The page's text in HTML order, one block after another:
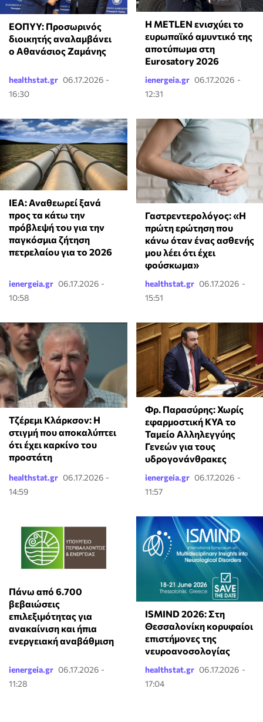
ΕΟΠΥΥ: Προσωρινός
διοικητής αναλαμβάνει
ο Αθανάσιος Ζαμάνης
healthstat.gr 06.17.2026 -
16:30
Η METLEN ενισχύει το
ευρωπαϊκό αμυντικό της
αποτύπωμα στη
Eurosatory 2026
ienergeia.gr 06.17.2026 -
12:31
ΙΕΑ: Αναθεωρεί ξανά
προς τα κάτω την
πρόβλεψή του για την
παγκόσμια ζήτηση
πετρελαίου για το 2026
ienergeia.gr 06.17.2026 -
10:58
Γαστρεντερολόγος: «Η
πρώτη ερώτηση που
κάνω όταν ένας ασθενής
μου λέει ότι έχει
φούσκωμα»
healthstat.gr 06.17.2026 -
15:51
Τζέρεμι Κλάρκσον: Η
στιγμή που αποκαλύπτει
ότι έχει καρκίνο του
προστάτη
healthstat.gr 06.17.2026 -
14:59
Φρ. Παρασύρης: Χωρίς
εφαρμοστική ΚΥΑ το
Ταμείο Αλληλεγγύης
Γενεών για τους
υδρογονάνθρακες
ienergeia.gr 06.17.2026 -
11:57
Πάνω από 6.700
βεβαιώσεις
επιλεξιμότητας για
ανακαίνιση και ήπια
ενεργειακή αναβάθμιση
ienergeia.gr 06.17.2026 -
11:28
ISMIND 2026: Στη
Θεσσαλονίκη κορυφαίοι
επιστήμονες της
νευροανοσολογίας
healthstat.gr 06.17.2026 -
17:04